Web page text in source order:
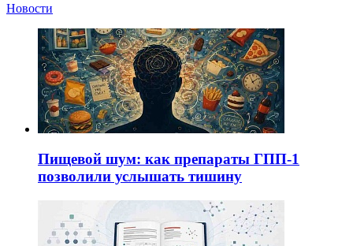
Новости
Пищевой шум: как препараты ГПП-1
позволили услышать тишину